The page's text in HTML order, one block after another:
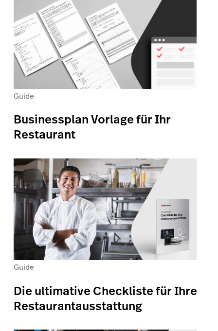
Guide
Businessplan Vorlage für Ihr
Restaurant
Guide
Die ultimative Checkliste für Ihre
Restaurantausstattung